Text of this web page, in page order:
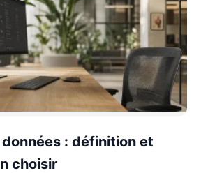
: définition et
choisir